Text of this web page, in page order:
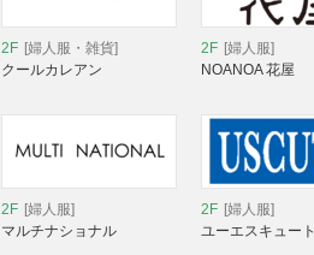
2F [婦人服・雑貨]
クールカレアン
2F [婦人服]
NOANOA 花屋
2F [婦人服]
マルチナショナル
2F [婦人服]
ユーエスキュート